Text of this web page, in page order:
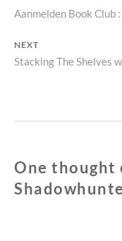
navigatie
Previous
Aanmelden Book Club
NEXT
Next
Stacking The Shelves
One thought